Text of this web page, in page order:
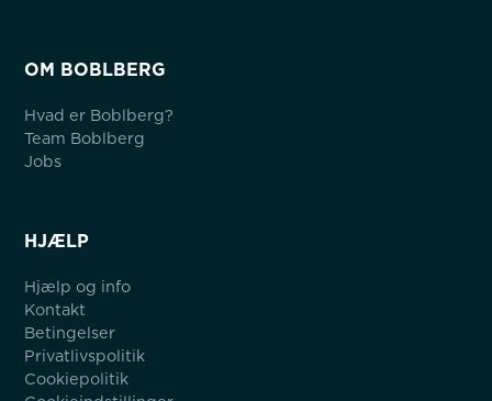
OM BOBLBERG
Hvad er Boblberg?
Team Boblberg
Jobs
HJÆLP
Hjælp og info
Kontakt
Betingelser
Privatlivspolitik
Cookiepolitik